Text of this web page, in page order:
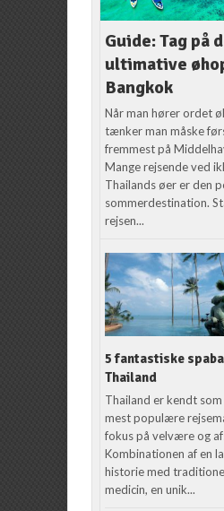
Guide: Tag på
ultimative
Bangkok
Når man hører ordet
tænker man måske
fremmest på
Mange rejsende ved
Thailands øer er den
sommerdestination.
rejsen...
5 fantastiske
Thailand
Thailand er kendt
mest populære
fokus på velvære og
Kombinationen af en
historie med
medicin, en unik...